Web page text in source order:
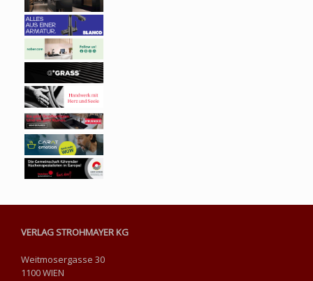
VERLAG STROHMAYER KG
Weitmosergasse 30
1100 WIEN